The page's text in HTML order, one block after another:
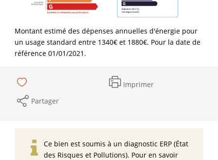
Montant estimé des dépenses annuelles d'énergie pour
un usage standard entre 1340€ et 1880€. Pour la date de
référence 01/01/2021.
Imprimer
Partager
Ce bien est soumis à un diagnostic ERP (État
des Risques et Pollutions). Pour en savoir